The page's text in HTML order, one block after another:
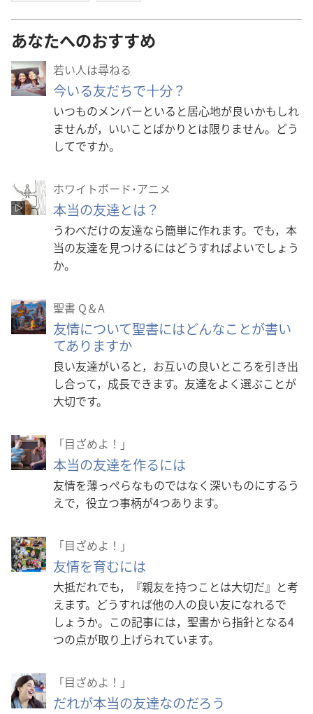
あなたへのおすすめ
若い人は尋ねる
今いる友だちで十分？
いつものメンバーといると居心地が良いかもしれ
ませんが，いいことばかりとは限りません。どう
してですか。
ホワイトボード･アニメ
本当の友達とは？
うわべだけの友達なら簡単に作れます。でも，本
当の友達を見つけるにはどうすればよいでしょう
か。
聖書 Q＆A
友情について聖書にはどんなことが書い
てありますか
良い友達がいると，お互いの良いところを引き出
し合って，成長できます。友達をよく選ぶことが
大切です。
「目ざめよ！」
本当の友達を作るには
友情を薄っぺらなものではなく深いものにするう
えで，役立つ事柄が4つあります。
「目ざめよ！」
友情を育むには
大抵だれでも，『親友を持つことは大切だ』と考
えます。どうすれば他の人の良い友になれるで
しょうか。この記事には，聖書から指針となる4
つの点が取り上げられています。
「目ざめよ！」
だれが本当の友達なのだろう